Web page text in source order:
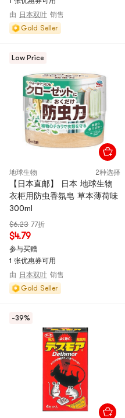
由 日本双叶 销售
Gold Seller
Low Price
地球生物 2种选择
【日本直邮】 日本 地球生物
衣柜用防虫香氛皂 草本薄荷味
300ml
$6.23 77折
$4.79
参与买赠
1 张优惠券可用
由 日本双叶 销售
Gold Seller
-39%